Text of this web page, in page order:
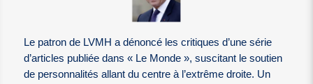
Le patron de LVMH a dénoncé les critiques d’une série
d’articles publiée dans « Le Monde », suscitant le soutien
de personnalités allant du centre à l’extrême droite. Un